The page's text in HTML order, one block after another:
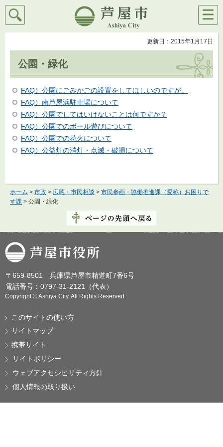
芦屋市
検索
メニ
ュー
更新日：2015年1月17日
公園・緑化
FAQ）公園にごみかごの設置をしてほしいのですが。
FAQ）南芦屋浜駐車場について
FAQ）公園でしてはいけないことは何ですか？
FAQ）公園でのボール遊びについて
FAQ）公園での花火について
FAQ）公益灯の消灯・点滅・破損について
ホーム > 市政 > 広聴・市民相談 > 市民参画・協働推進課（愛称）お困りで
す課 > 公園・緑化
芦屋市役所
〒659-8501 兵庫県芦屋市精道町7番6号
電話番号：0797-31-2121（代表）
Copyright © Ashiya City. All Rights Reserved.
このサイトの使い方
サイトマップ
携帯サイト
サイトポリシー
ウェブアクセシビリティ方針
個人情報の取り扱い